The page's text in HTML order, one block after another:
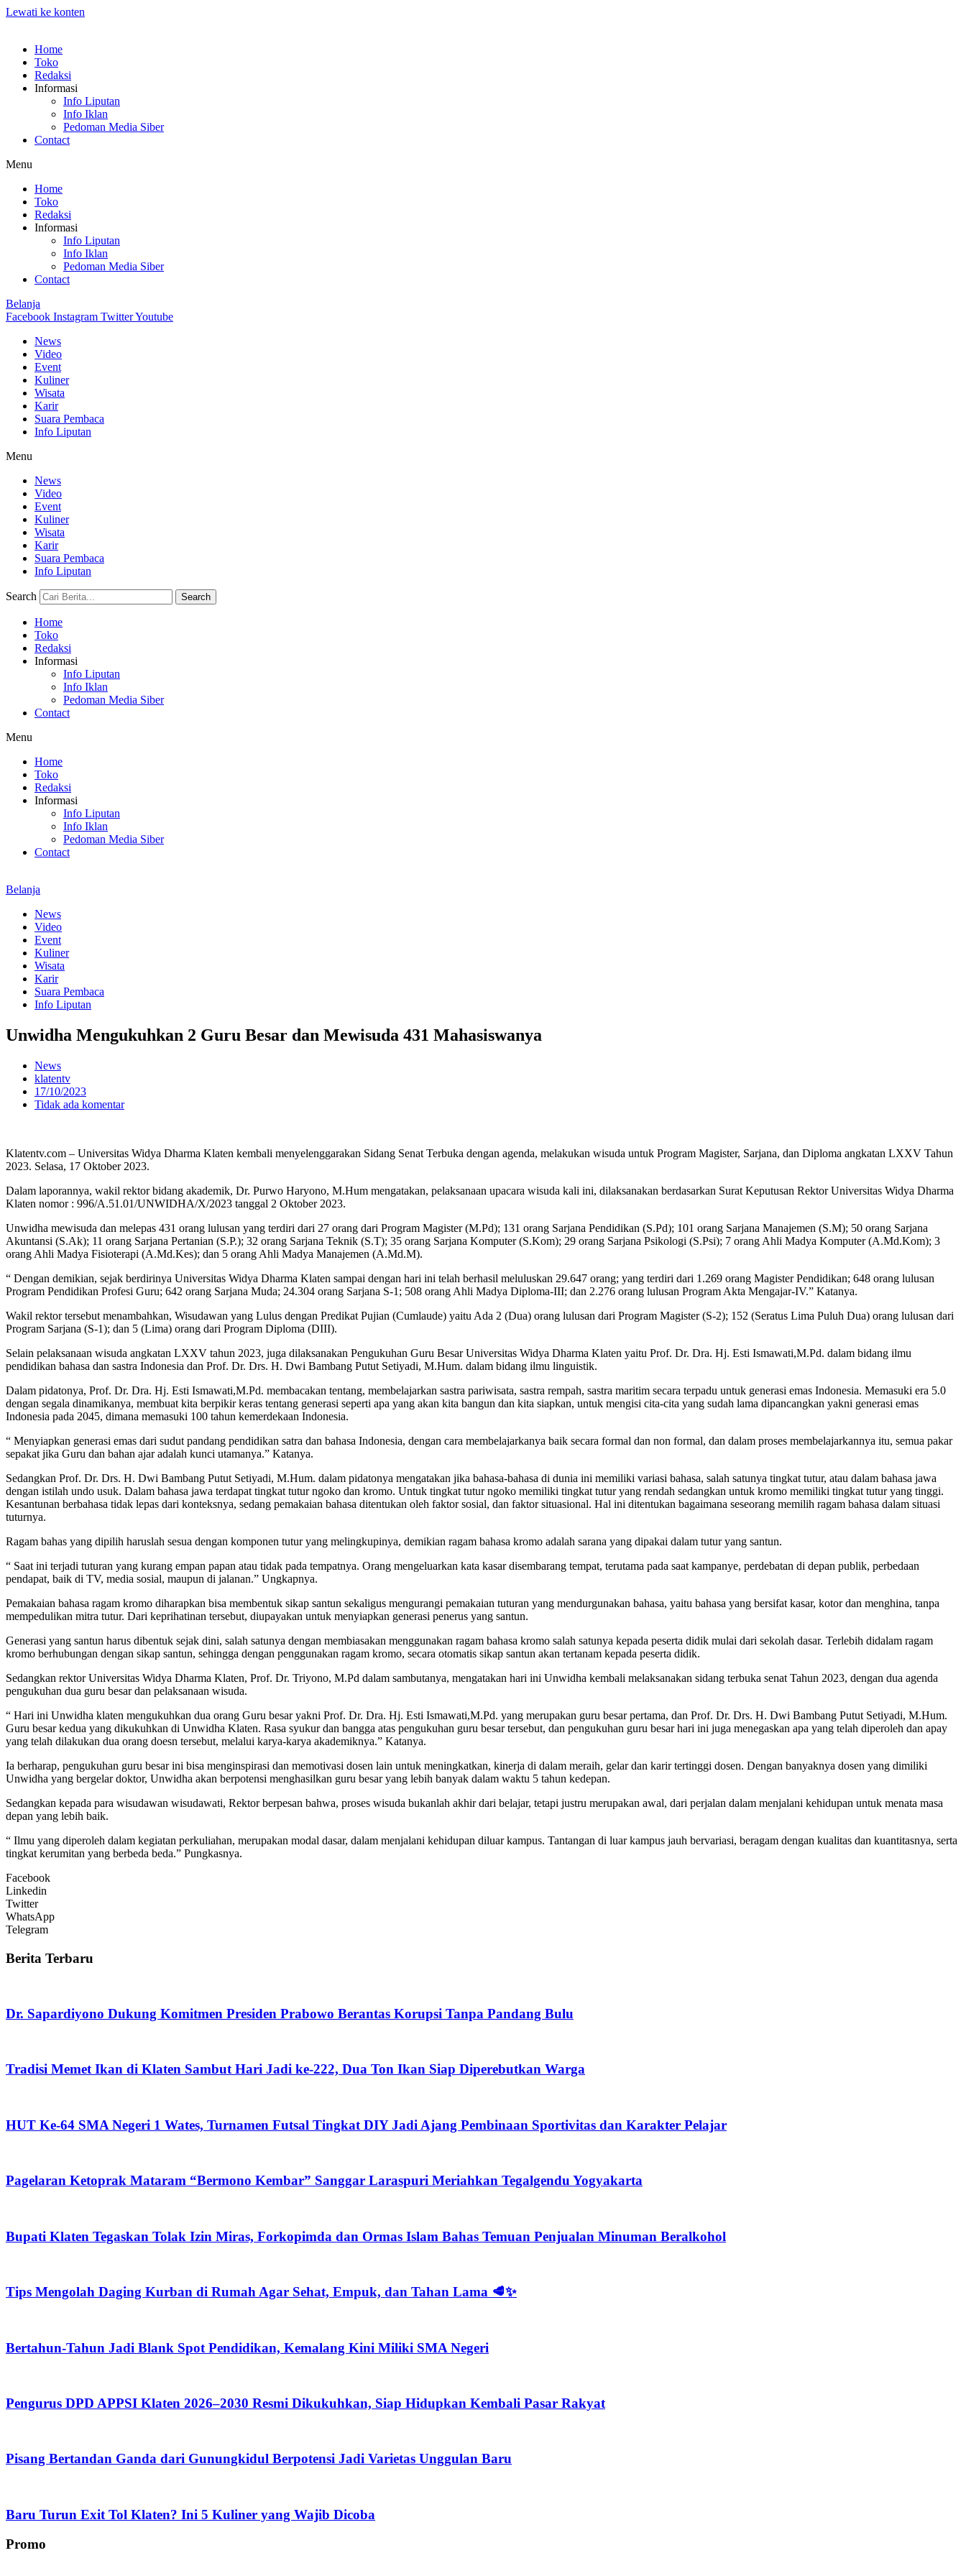
Lewati ke konten
Home
Toko
Redaksi
Informasi
Info Liputan
Info Iklan
Pedoman Media Siber
Contact
Menu
Home
Toko
Redaksi
Informasi
Info Liputan
Info Iklan
Pedoman Media Siber
Contact
Belanja
Facebook Instagram TwitterYoutube
News
Video
Event
Kuliner
Wisata
Karir
Suara Pembaca
Info Liputan
Menu
News
Video
Event
Kuliner
Wisata
Karir
Suara Pembaca
Info Liputan
Search Search
Home
Toko
Redaksi
Informasi
Info Liputan
Info Iklan
Pedoman Media Siber
Contact
Menu
Home
Toko
Redaksi
Informasi
Info Liputan
Info Iklan
Pedoman Media Siber
Contact
Belanja
News
Video
Event
Kuliner
Wisata
Karir
Suara Pembaca
Info Liputan
Unwidha Mengukuhkan 2 Guru Besar dan Mewisuda 431 Mahasiswanya
News
klatentv
17/10/2023
Tidak ada komentar
Klatentv.com – Universitas Widya Dharma Klaten kembali menyelenggarakan Sidang Senat Terbuka dengan agenda, melakukan wisuda untuk Program Magister, Sarjana, dan Diploma angkatan LXXV Tahun
2023. Selasa, 17 Oktober 2023.
Dalam laporannya, wakil rektor bidang akademik, Dr. Purwo Haryono, M.Hum mengatakan, pelaksanaan upacara wisuda kali ini, dilaksanakan berdasarkan Surat Keputusan Rektor Universitas Widya Dharma
Klaten nomor : 996/A.51.01/UNWIDHA/X/2023 tanggal 2 Oktober 2023.
Unwidha mewisuda dan melepas 431 orang lulusan yang terdiri dari 27 orang dari Program Magister (M.Pd); 131 orang Sarjana Pendidikan (S.Pd); 101 orang Sarjana Manajemen (S.M); 50 orang Sarjana
Akuntansi (S.Ak); 11 orang Sarjana Pertanian (S.P.); 32 orang Sarjana Teknik (S.T); 35 orang Sarjana Komputer (S.Kom); 29 orang Sarjana Psikologi (S.Psi); 7 orang Ahli Madya Komputer (A.Md.Kom); 3
orang Ahli Madya Fisioterapi (A.Md.Kes); dan 5 orang Ahli Madya Manajemen (A.Md.M).
“ Dengan demikian, sejak berdirinya Universitas Widya Dharma Klaten sampai dengan hari ini telah berhasil meluluskan 29.647 orang; yang terdiri dari 1.269 orang Magister Pendidikan; 648 orang lulusan
Program Pendidikan Profesi Guru; 642 orang Sarjana Muda; 24.304 orang Sarjana S-1; 508 orang Ahli Madya Diploma-III; dan 2.276 orang lulusan Program Akta Mengajar-IV.” Katanya.
Wakil rektor tersebut menambahkan, Wisudawan yang Lulus dengan Predikat Pujian (Cumlaude) yaitu Ada 2 (Dua) orang lulusan dari Program Magister (S-2); 152 (Seratus Lima Puluh Dua) orang lulusan dari
Program Sarjana (S-1); dan 5 (Lima) orang dari Program Diploma (DIII).
Selain pelaksanaan wisuda angkatan LXXV tahun 2023, juga dilaksanakan Pengukuhan Guru Besar Universitas Widya Dharma Klaten yaitu Prof. Dr. Dra. Hj. Esti Ismawati,M.Pd. dalam bidang ilmu
pendidikan bahasa dan sastra Indonesia dan Prof. Dr. Drs. H. Dwi Bambang Putut Setiyadi, M.Hum. dalam bidang ilmu linguistik.
Dalam pidatonya, Prof. Dr. Dra. Hj. Esti Ismawati,M.Pd. membacakan tentang, membelajarkan sastra pariwisata, sastra rempah, sastra maritim secara terpadu untuk generasi emas Indonesia. Memasuki era 5.0
dengan segala dinamikanya, membuat kita berpikir keras tentang generasi seperti apa yang akan kita bangun dan kita siapkan, untuk mengisi cita-cita yang sudah lama dipancangkan yakni generasi emas
Indonesia pada 2045, dimana memasuki 100 tahun kemerdekaan Indonesia.
“ Menyiapkan generasi emas dari sudut pandang pendidikan satra dan bahasa Indonesia, dengan cara membelajarkanya baik secara formal dan non formal, dan dalam proses membelajarkannya itu, semua pakar
sepakat jika Guru dan bahan ajar adalah kunci utamanya.” Katanya.
Sedangkan Prof. Dr. Drs. H. Dwi Bambang Putut Setiyadi, M.Hum. dalam pidatonya mengatakan jika bahasa-bahasa di dunia ini memiliki variasi bahasa, salah satunya tingkat tutur, atau dalam bahasa jawa
dengan istilah undo usuk. Dalam bahasa jawa terdapat tingkat tutur ngoko dan kromo. Untuk tingkat tutur ngoko memiliki tingkat tutur yang rendah sedangkan untuk kromo memiliki tingkat tutur yang tinggi.
Kesantunan berbahasa tidak lepas dari konteksnya, sedang pemakaian bahasa ditentukan oleh faktor sosial, dan faktor situasional. Hal ini ditentukan bagaimana seseorang memilih ragam bahasa dalam situasi
tuturnya.
Ragam bahas yang dipilih haruslah sesua dengan komponen tutur yang melingkupinya, demikian ragam bahasa kromo adalah sarana yang dipakai dalam tutur yang santun.
“ Saat ini terjadi tuturan yang kurang empan papan atau tidak pada tempatnya. Orang mengeluarkan kata kasar disembarang tempat, terutama pada saat kampanye, perdebatan di depan publik, perbedaan
pendapat, baik di TV, media sosial, maupun di jalanan.” Ungkapnya.
Pemakaian bahasa ragam kromo diharapkan bisa membentuk sikap santun sekaligus mengurangi pemakaian tuturan yang mendurgunakan bahasa, yaitu bahasa yang bersifat kasar, kotor dan menghina, tanpa
mempedulikan mitra tutur. Dari keprihatinan tersebut, diupayakan untuk menyiapkan generasi penerus yang santun.
Generasi yang santun harus dibentuk sejak dini, salah satunya dengan membiasakan menggunakan ragam bahasa kromo salah satunya kepada peserta didik mulai dari sekolah dasar. Terlebih didalam ragam
kromo berhubungan dengan sikap santun, sehingga dengan penggunakan ragam kromo, secara otomatis sikap santun akan tertanam kepada peserta didik.
Sedangkan rektor Universitas Widya Dharma Klaten, Prof. Dr. Triyono, M.Pd dalam sambutanya, mengatakan hari ini Unwidha kembali melaksanakan sidang terbuka senat Tahun 2023, dengan dua agenda
pengukuhan dua guru besar dan pelaksanaan wisuda.
“ Hari ini Unwidha klaten mengukuhkan dua orang Guru besar yakni Prof. Dr. Dra. Hj. Esti Ismawati,M.Pd. yang merupakan guru besar pertama, dan Prof. Dr. Drs. H. Dwi Bambang Putut Setiyadi, M.Hum.
Guru besar kedua yang dikukuhkan di Unwidha Klaten. Rasa syukur dan bangga atas pengukuhan guru besar tersebut, dan pengukuhan guru besar hari ini juga menegaskan apa yang telah diperoleh dan apay
yang telah dilakukan dua orang doesn tersebut, melalui karya-karya akademiknya.” Katanya.
Ia berharap, pengukuhan guru besar ini bisa menginspirasi dan memotivasi dosen lain untuk meningkatkan, kinerja di dalam meraih, gelar dan karir tertinggi dosen. Dengan banyaknya dosen yang dimiliki
Unwidha yang bergelar doktor, Unwidha akan berpotensi menghasilkan guru besar yang lebih banyak dalam waktu 5 tahun kedepan.
Sedangkan kepada para wisudawan wisudawati, Rektor berpesan bahwa, proses wisuda bukanlah akhir dari belajar, tetapi justru merupakan awal, dari perjalan dalam menjalani kehidupan untuk menata masa
depan yang lebih baik.
“ Ilmu yang diperoleh dalam kegiatan perkuliahan, merupakan modal dasar, dalam menjalani kehidupan diluar kampus. Tantangan di luar kampus jauh bervariasi, beragam dengan kualitas dan kuantitasnya, serta
tingkat kerumitan yang berbeda beda.” Pungkasnya.
Facebook
Linkedin
Twitter
WhatsApp
Telegram
Berita Terbaru
Dr. Sapardiyono Dukung Komitmen Presiden Prabowo Berantas Korupsi Tanpa Pandang Bulu
Tradisi Memet Ikan di Klaten Sambut Hari Jadi ke-222, Dua Ton Ikan Siap Diperebutkan Warga
HUT Ke-64 SMA Negeri 1 Wates, Turnamen Futsal Tingkat DIY Jadi Ajang Pembinaan Sportivitas dan Karakter Pelajar
Pagelaran Ketoprak Mataram “Bermono Kembar” Sanggar Laraspuri Meriahkan Tegalgendu Yogyakarta
Bupati Klaten Tegaskan Tolak Izin Miras, Forkopimda dan Ormas Islam Bahas Temuan Penjualan Minuman Beralkohol
Tips Mengolah Daging Kurban di Rumah Agar Sehat, Empuk, dan Tahan Lama 🥩✨
Bertahun-Tahun Jadi Blank Spot Pendidikan, Kemalang Kini Miliki SMA Negeri
Pengurus DPD APPSI Klaten 2026–2030 Resmi Dikukuhkan, Siap Hidupkan Kembali Pasar Rakyat
Pisang Bertandan Ganda dari Gunungkidul Berpotensi Jadi Varietas Unggulan Baru
Baru Turun Exit Tol Klaten? Ini 5 Kuliner yang Wajib Dicoba
Promo